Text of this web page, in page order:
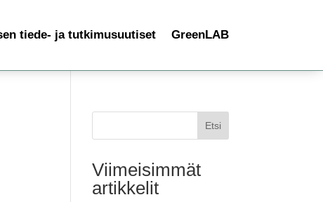
tiede- ja tutkimusuutiset GreenLAB
Etsi
Viimeisimmät
artikkelit